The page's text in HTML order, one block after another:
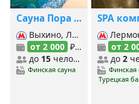
Сауна Пора попариться
Выхино, Лермонтовский проспект, Рязанский проспект,
от 2 000 ₽/час
до 15 человек
Финская сауна
Лермонтовский проспект,
от 2
до 2
Финская
Турецкая